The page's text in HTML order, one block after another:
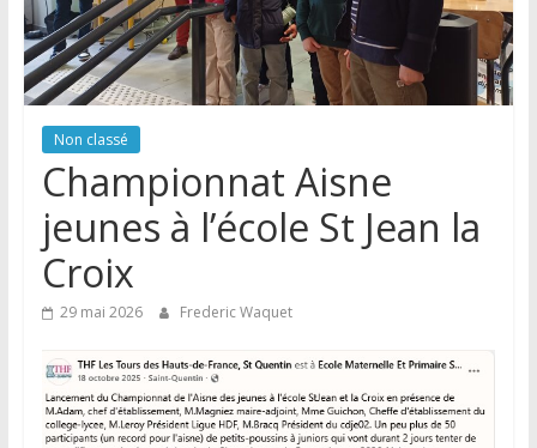
Non classé
Championnat Aisne
jeunes à l’école St Jean la
Croix
29 mai 2026 Frederic Waquet